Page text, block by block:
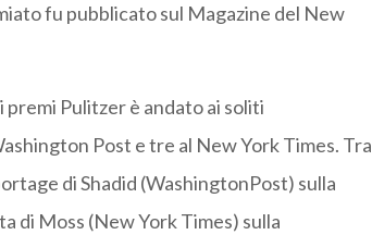
fu pubblicato sul Magazine del New
Pulitzer è andato ai soliti
Post e tre al New York Times. Tra
di Shadid (WashingtonPost) sulla
di Moss (New York Times) sulla